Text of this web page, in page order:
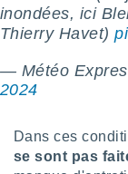
la
en
inondées, ici
Thierry Havet)
— Météo
2024
Dans ces
se sont pas